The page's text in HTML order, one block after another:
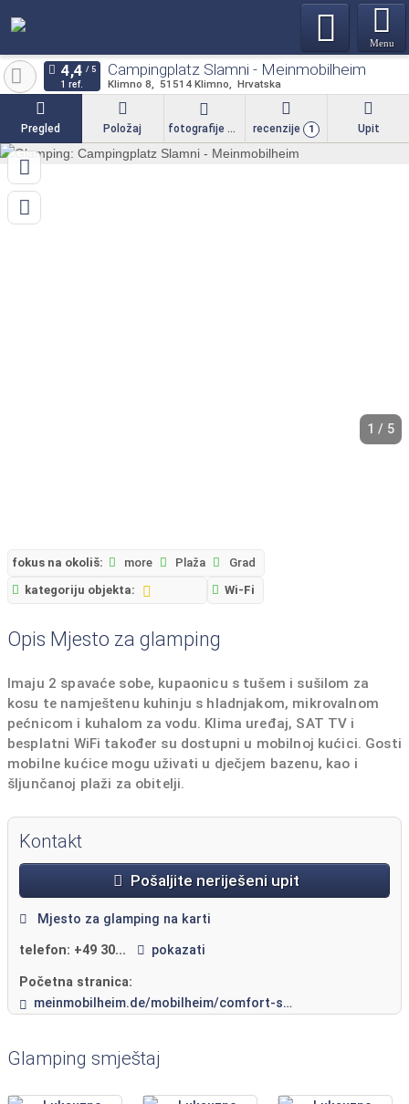
Menu
Campingplatz Slamni - Meinmobilheim
Klimno 8 51514 Klimno Hrvatska
1 ref.
Pregled Položaj fotografije recenzije 1 Upit
1 / 5
fokus na okoliš: more Plaža
Grad
kategoriju objekta:
Wi-Fi
Opis Mjesto za glamping
Imaju 2 spavaće sobe, kupaonicu s tušem i sušilom za
kosu te namještenu kuhinju s hladnjakom, mikrovalnom
pećnicom i kuhalom za vodu. Klima uređaj, SAT TV i
besplatni WiFi također su dostupni u mobilnoj kućici. Gosti
mobilne kućice mogu uživati ​​u dječjem bazenu, kao i
šljunčanoj plaži za obitelji.
Kontakt
Pošaljite neriješeni upit
Mjesto za glamping na karti
telefon: +49 30... pokazati
Početna stranica:
meinmobilheim.de/mobilheim/comfort-slamni/
Glamping smještaj